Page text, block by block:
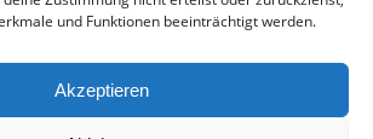
und Funktionen beeinträchtigt werden.
Akzeptieren